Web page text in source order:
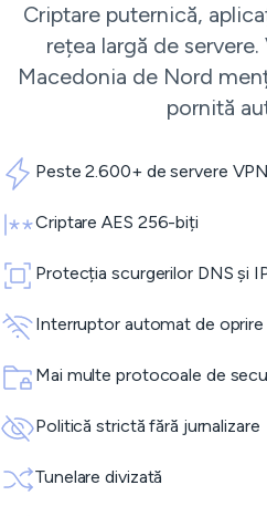
Criptare puternică,
rețea largă de
Macedonia de Nord
pornită
Peste 2.600+ de servere VPN
Criptare AES 256-biți
Protecția scurgerilor DNS și
Interruptor automat de oprire
Mai multe protocoale de
Politică strictă fără jurnalizare
Tunelare divizată